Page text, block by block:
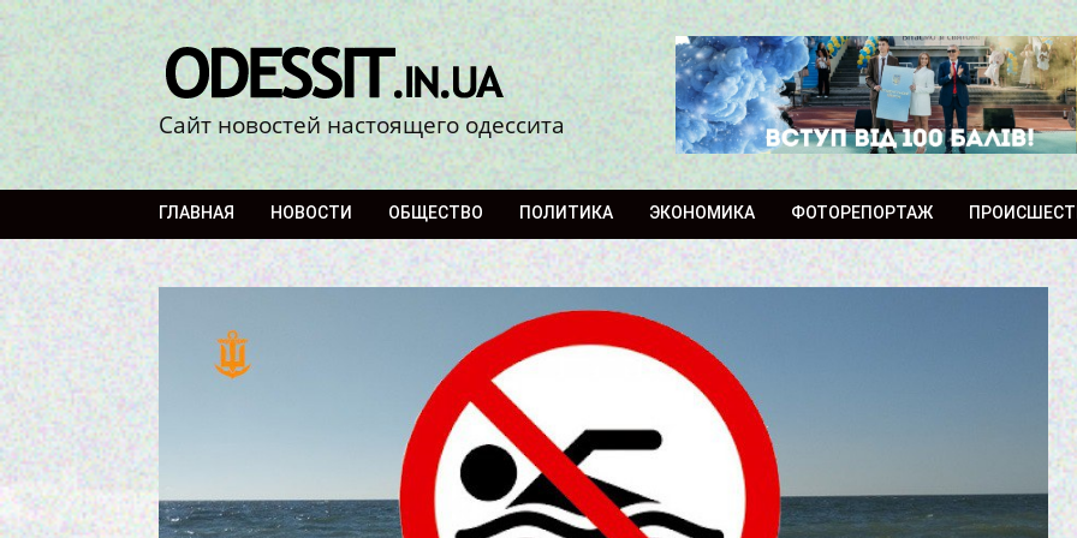
Сайт новостей настоящего одессита
ГЛАВНАЯ НОВОСТИ ОБЩЕСТВО ПОЛИТИКА ЭКОНОМИКА ФОТОРЕПОРТАЖ